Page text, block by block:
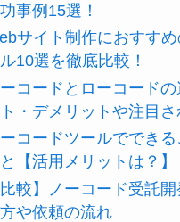
事例15選！
サイト制作におすす
10選を徹底比較！
ーコードとローコード
・デメリットや注目
コードツールででき
【活用メリットは？】
比較】ノーコード受託
や依頼の流れ